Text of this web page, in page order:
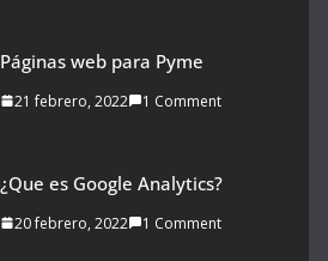
Páginas web para Pyme
21 febrero, 2022 1 Comment
¿Que es Google Analytics?
20 febrero, 2022 1 Comment